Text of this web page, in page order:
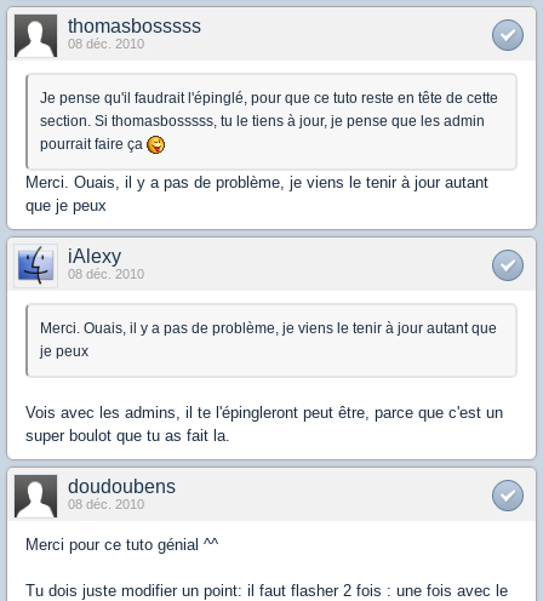
thomasbosssss
08 déc. 2010
Je pense qu'il faudrait l'épinglé, pour que ce tuto reste en tête de cette
section. Si thomasbosssss, tu le tiens à jour, je pense que les admin
pourrait faire ça
Merci. Ouais, il y a pas de problème, je viens le tenir à jour autant
que je peux
iAlexy
08 déc. 2010
Merci. Ouais, il y a pas de problème, je viens le tenir à jour autant que
je peux
Vois avec les admins, il te l'épingleront peut être, parce que c'est un
super boulot que tu as fait la.
doudoubens
08 déc. 2010
Merci pour ce tuto génial ^^
Tu dois juste modifier un point: il faut flasher 2 fois : une fois avec le